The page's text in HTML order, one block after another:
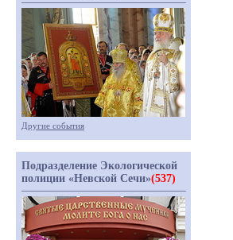
Другие события
Подразделение Экологической
полиции «Невской Сечи»(537)